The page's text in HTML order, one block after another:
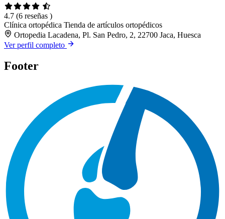
4.7 (6 reseñas )
Clínica ortopédica Tienda de artículos ortopédicos
Ortopedia Lacadena, Pl. San Pedro, 2, 22700 Jaca, Huesca
Ver perfil completo
Footer